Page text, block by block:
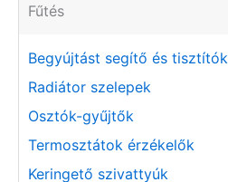
Fűtés
Begyújtást segítő és tisztítók
Radiátor szelepek
Osztók-gyűjtők
Termosztátok érzékelők
Keringető szivattyúk